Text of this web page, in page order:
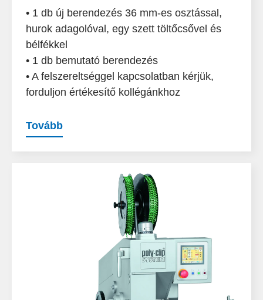
• 1 db új berendezés 36 mm-es osztással,
hurok adagolóval, egy szett töltőcsővel és
bélfékkel
• 1 db bemutató berendezés
• A felszereltséggel kapcsolatban kérjük,
forduljon értékesítő kollégánkhoz
Tovább